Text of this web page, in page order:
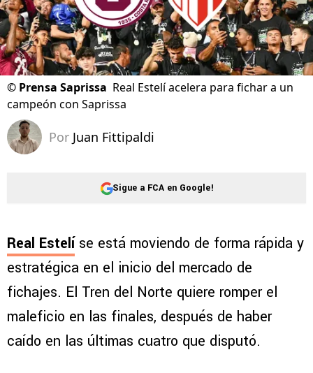
© Prensa Saprissa Real Estelí acelera para fichar a un
campeón con Saprissa
Por Juan Fittipaldi
Sigue a FCA en Google!
Real Estelíse está moviendo de forma rápida y
estratégica en el inicio del mercado de
fichajes. El Tren del Norte quiere romper el
maleficio en las finales, después de haber
caído en las últimas cuatro que disputó.